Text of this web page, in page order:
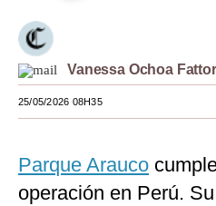
Mundo
EEUU
México
Internacional
Vanessa Ochoa
25/05/2026 08H35
Parque Arauco
operación en Perú.